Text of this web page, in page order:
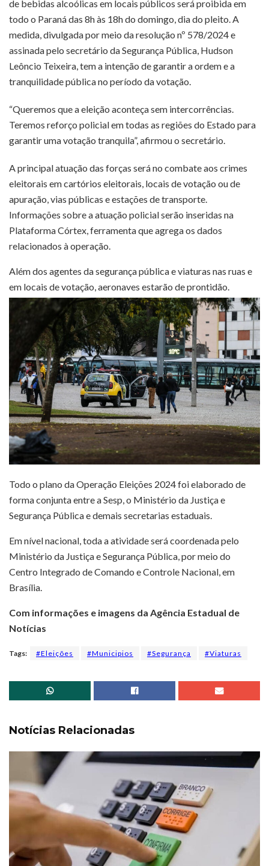
de bebidas alcoólicas em locais públicos será proibida em
todo o Paraná das 8h às 18h do domingo, dia do pleito. A
medida, divulgada por meio daresolução nº 578/2024e
assinada pelo secretário da Segurança Pública, Hudson
Leôncio Teixeira, tem a intenção de garantir a ordem e a
tranquilidade pública no período da votação.
“Queremos que a eleição aconteça sem intercorrências.
Teremos reforço policial em todas as regiões do Estado para
garantir uma votação tranquila”, afirmou o secretário.
A principal atuação das forças será no combate aos crimes
eleitorais em cartórios eleitorais, locais de votação ou de
apuração, vias públicas e estações de transporte.
Informações sobre a atuação policial serão inseridas na
Plataforma Córtex, ferramenta que agrega os dados
relacionados à operação.
Além dos agentes da segurança pública e viaturas nas ruas e
em locais de votação, aeronaves estarão de prontidão.
Todo o plano da Operação Eleições 2024 foi elaborado de
forma conjunta entre a Sesp, o Ministério da Justiça e
Segurança Pública e demais secretarias estaduais.
Em nível nacional, toda a atividade será coordenada pelo
Ministério da Justiça e Segurança Pública, por meio do
Centro Integrado de Comando e Controle Nacional, em
Brasília.
Com informações e imagens da Agência Estadual de
Notícias
Tags: #Eleições #Municipios #Segurança #Viaturas
Notícias Relacionadas